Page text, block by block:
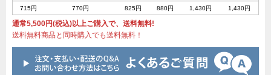
715円 770円 825円 880円 1,430円 1,430円
通常5,500円(税込)以上ご購入で、送料無料!
送料無料商品と同時購入でも送料無料！